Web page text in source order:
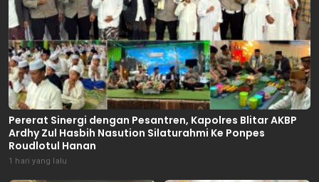
Pererat Sinergi dengan Pesantren, Kapolres Blitar AKBP
Ardhy Zul Hasbih Nasution Silaturahmi Ke Ponpes
Roudlotul Hanan
1 hari yang lalu